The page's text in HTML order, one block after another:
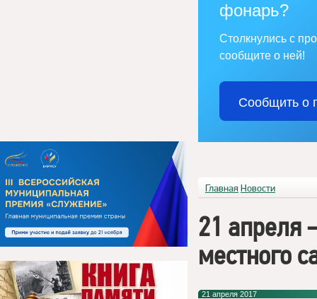
фонарь?
Столкнулись с
сообщите о ней!
Сообщить о
Главная Новости
21 апреля
местного
21 апреля 2017